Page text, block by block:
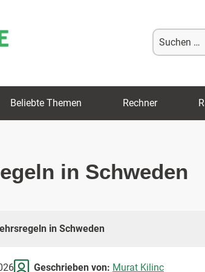
Suche
nach:
Beliebte Themen Rechner
in Schweden
in Schweden
Geschrieben von: Murat Kilinc